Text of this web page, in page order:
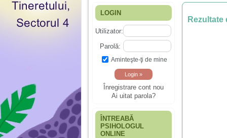
LOGIN
Utilizator:
Parolă:
Aminteşte-ţi de mine
Înregistrare cont nou
Ai uitat parola?
ÎNTREABĂ
PSIHOLOGUL
ONLINE
Rezultate